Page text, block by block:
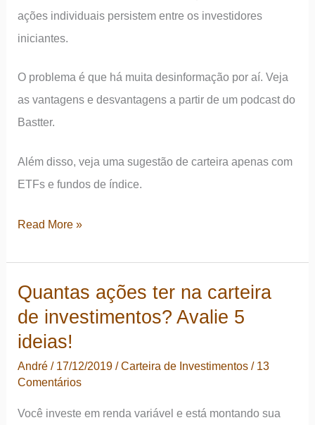
ações individuais persistem entre os investidores
iniciantes.
O problema é que há muita desinformação por aí. Veja
as vantagens e desvantagens a partir de um podcast do
Bastter.
Além disso, veja uma sugestão de carteira apenas com
ETFs e fundos de índice.
ETFs
individuais:
o
que
é
melhor?
Read More »
Quantas ações ter na carteira
de investimentos? Avalie 5
ideias!
André/ 17/12/2019/Carteira de Investimentos / 13
Comentários
Você investe em renda variável e está montando sua